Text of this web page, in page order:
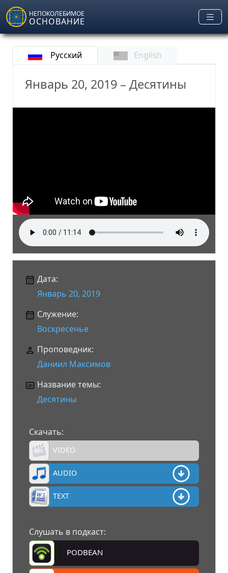
Skip to main content
НЕПОКОЛЕБИМОЕ
ОСНОВАНИЕ
Русский English
Январь 20, 2019 – Десятины
Дата:
Январь 20, 2019
Служение:
Воскресенье
Проповедник:
Даниил Максимов
Название темы:
Десятины
Скачать:
VIDEO
AUDIO
TEXT
Слушать в подкаст:
PODBEAN